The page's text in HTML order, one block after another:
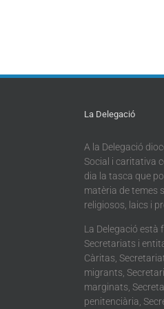
La Delegació
A la Delegació
Social i caritativa
dia la tasca que
matèria de temes
religiosos, laics i
La Delegació està
Secretariats i
Càritas,
migrants,
marginats,
penitenciària,